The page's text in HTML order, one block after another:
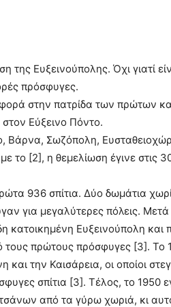
της Ευξεινούπολης. Όχι γιατί
πρόσφυγες.
στην πατρίδα των πρώτων
Εύξεινο Πόντο.
Βάρνα, Σωζόπολη,
το [2], η θεμελίωση έγινε στις
936 σπίτια. Δύο δωμάτια
για μεγαλύτερες πόλεις.
κατοικημένη Ευξεινούπολη και
τους πρώτους πρόσφυγες [3].
και την Καισάρεια, οι οποίοι
σπίτια [3]. Τέλος, το 1950
από τα γύρω χωριά, κι